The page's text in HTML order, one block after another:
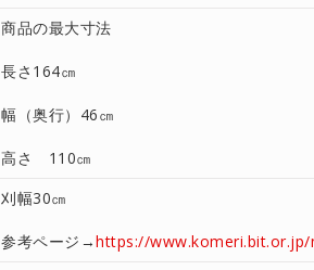
商品の最大寸法
長さ164㎝
幅（奥行）46㎝
高さ 110㎝
刈幅30㎝
参考ページ→https://www.komeri.bit.or.jp/